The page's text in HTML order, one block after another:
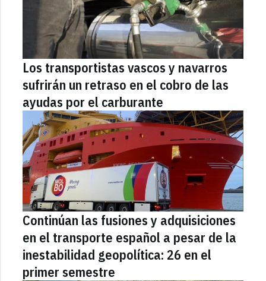
Los transportistas vascos y navarros
sufrirán un retraso en el cobro de las
ayudas por el carburante
Continúan las fusiones y adquisiciones
en el transporte español a pesar de la
inestabilidad geopolítica: 26 en el
primer semestre